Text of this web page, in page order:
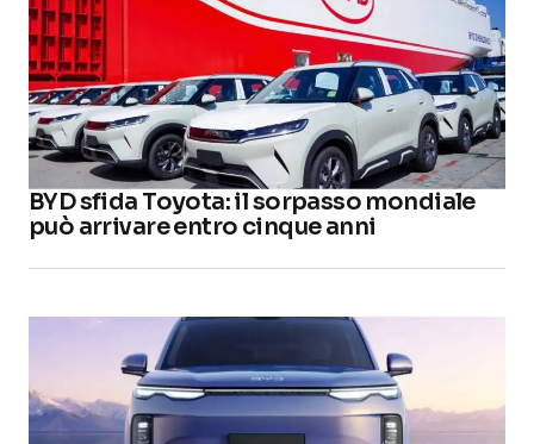
BYD sfida Toyota: il sorpasso mondiale
può arrivare entro cinque anni